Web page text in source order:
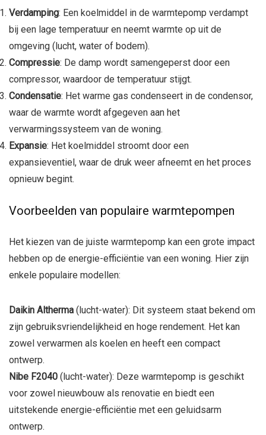
Verdamping: Een koelmiddel in de warmtepomp verdampt
bij een lage temperatuur en neemt warmte op uit de
omgeving (lucht, water of bodem).
Compressie: De damp wordt samengeperst door een
compressor, waardoor de temperatuur stijgt.
Condensatie: Het warme gas condenseert in de condensor,
waar de warmte wordt afgegeven aan het
verwarmingssysteem van de woning.
Expansie: Het koelmiddel stroomt door een
expansieventiel, waar de druk weer afneemt en het proces
opnieuw begint.
Voorbeelden van populaire warmtepompen
Het kiezen van de juiste warmtepomp kan een grote impact
hebben op de energie-efficiëntie van een woning. Hier zijn
enkele populaire modellen:
Daikin Altherma (lucht-water): Dit systeem staat bekend om
zijn gebruiksvriendelijkheid en hoge rendement. Het kan
zowel verwarmen als koelen en heeft een compact
ontwerp.
Nibe F2040 (lucht-water): Deze warmtepomp is geschikt
voor zowel nieuwbouw als renovatie en biedt een
uitstekende energie-efficiëntie met een geluidsarm
ontwerp.